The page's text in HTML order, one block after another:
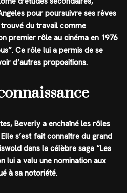
pour poursuivre ses rêves
du travail comme
premier rôle au cinéma en 1976
Ce rôle lui a permis de se
d’autres propositions.
Beverly a enchaîné les rôles
s’est fait connaître du grand
dans la célèbre saga “Les
lui a valu une nomination aux
à sa notoriété.